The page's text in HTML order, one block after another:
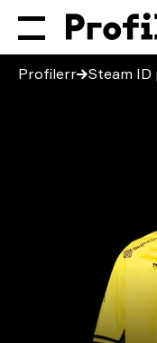
Profilerr Steam ID